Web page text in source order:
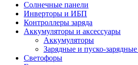
Солнечные панели
Инверторы и ИБП
Контроллеры заряда
Аккумуляторы и аксессуары
Аккумуляторы
Зарядные и пуско-зарядные
Светофоры